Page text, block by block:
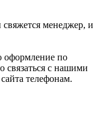
менеджер, и
оформление по
связаться с нашими
телефонам.